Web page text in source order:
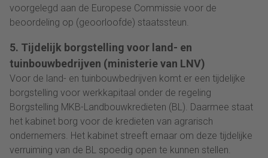
voorgelegd aan de Europese Commissie voor de
beoordeling op (geoorloofde) staatssteun.
5. Tijdelijk borgstelling voor land- en
tuinbouwbedrijven (ministerie van LNV)
Voor de land- en tuinbouwbedrijven komt er een tijdelijke
borgstelling voor werkkapitaal onder de regeling
Borgstelling MKB-Landbouwkredieten (BL). Daarmee staat
het kabinet borg voor de kredieten van agrarisch
ondernemers. Het kabinet streeft ernaar om deze tijdelijke
verruiming van de BL spoedig open te kunnen stellen.